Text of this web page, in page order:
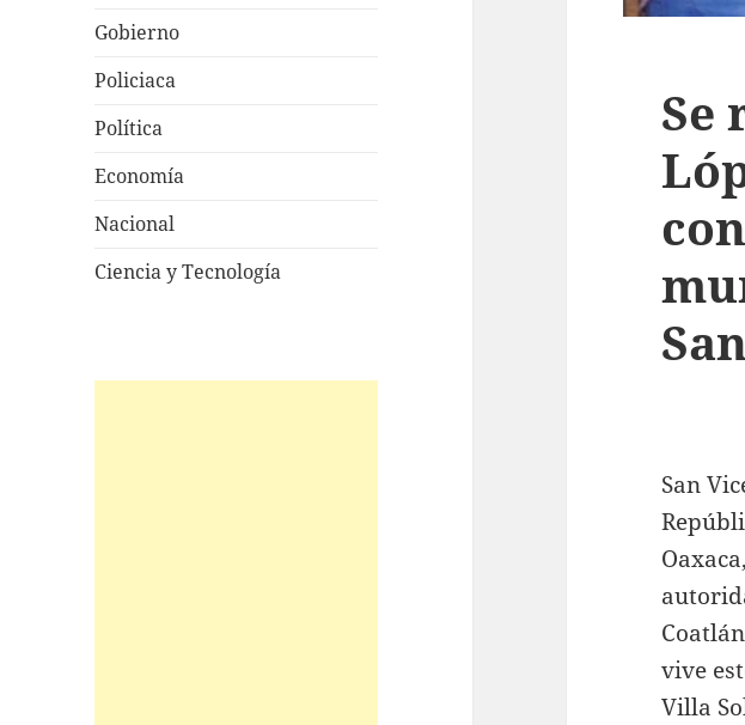
Gobierno
Policiaca
Política
Economía
Nacional
Ciencia y Tecnología
Se
San
vive
Villa